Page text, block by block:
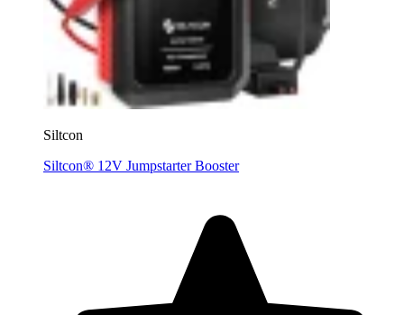
Siltcon
Siltcon® 12V Jumpstarter Booster